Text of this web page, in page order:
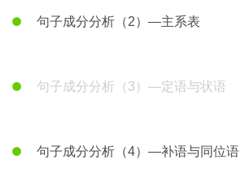
句子成分分析（2）—主系表
句子成分分析（3）—定语与状语
句子成分分析（4）—补语与同位语